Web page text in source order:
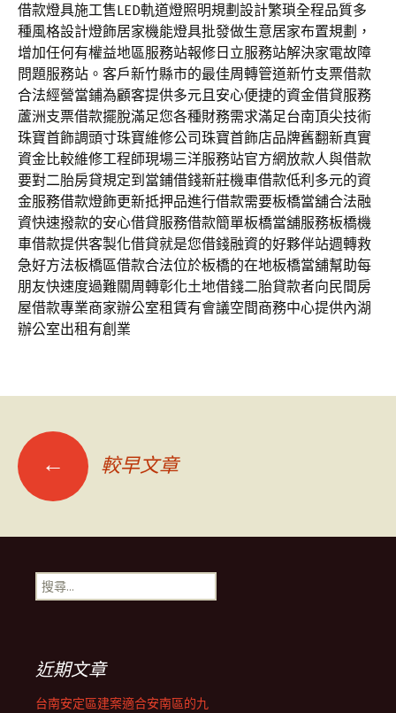
借款燈具施工售LED軌道燈照明規劃設計繁瑣全程品質多
種風格設計燈飾居家機能燈具批發做生意居家布置規劃，
增加任何有權益地區服務站報修日立服務站解決家電故障
問題服務站。客戶新竹縣市的最佳周轉管道新竹支票借款
合法經營當鋪為顧客提供多元且安心便捷的資金借貸服務
蘆洲支票借款擺脫滿足您各種財務需求滿足台南頂尖技術
珠寶首飾調頭寸珠寶維修公司珠寶首飾店品牌舊翻新真實
資金比較維修工程師現場三洋服務站官方網放款人與借款
要對二胎房貸規定到當鋪借錢新莊機車借款低利多元的資
金服務借款燈飾更新抵押品進行借款需要板橋當舖合法融
資快速撥款的安心借貸服務借款簡單板橋當舖服務板橋機
車借款提供客製化借貸就是您借錢融資的好夥伴站週轉救
急好方法板橋區借款合法位於板橋的在地板橋當舖幫助每
朋友快速度過難關周轉彰化土地借錢二胎貸款者向民間房
屋借款專業商家辦公室租賃有會議空間商務中心提供內湖
辦公室出租有創業
文
章
導
列
← 較早文章
搜
尋
近期文章
台南安定區建案適合安南區的九